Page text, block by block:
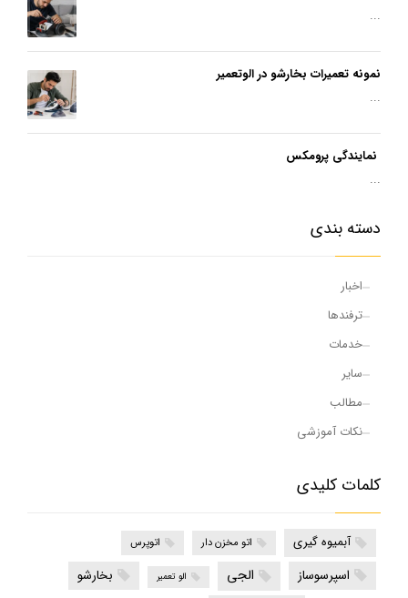
...
نمونه تعمیرات بخارشو در الوتعمیر
...
نمایندگی پرومکس
...
دسته بندی
اخبار
ترفندها
خدمات
سایر
مطالب
نکات آموزشی
کلمات کلیدی
آبمیوه گیری اتو مخزن دار اتوپرس
اسپرسوساز الجی الو تعمیر بخارشو